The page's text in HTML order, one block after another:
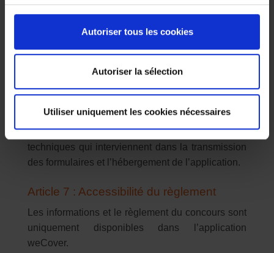
Autoriser tous les cookies
Autoriser la sélection
Utiliser uniquement les cookies nécessaires
suite de la participation au présent concours et de
se fait exclusivement sur base d’un procédé
informatique, les participants sont conscients et
acceptent que l’organisateur ne pourra être tenu
perte, d’un retard ou d’un manquement technique
occasionné par internet ou les prestataires
techniques qui interviennent dans la transmission
des formulaires et l’hébergement de l’application.
Article 7 : Accessibilité du règlement
Les informations et le règlement du concours sont
uniquement disponibles dans l’application
weCover.